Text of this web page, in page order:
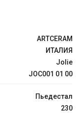
ARTCERAM
ИТАЛИЯ
Jolie
JOC001 01 00
Пьедестал
230